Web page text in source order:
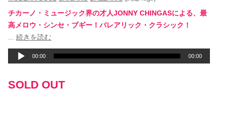
チカーノ・ミュージック界の才人JONNY CHINGASによる、最
高メロウ・シンセ・ブギー！バレアリック・クラシック！
... 続きを読む
声
プ
ー
00:00 00:00
SOLD OUT